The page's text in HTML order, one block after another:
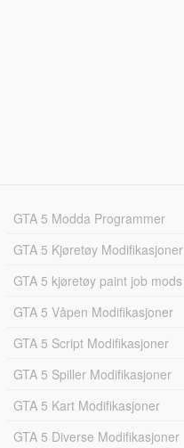
GTA 5 Modda Programmer
GTA 5 Kjøretøy Modifikasjoner
GTA 5 kjøretøy paint job mods
GTA 5 Våpen Modifikasjoner
GTA 5 Script Modifikasjoner
GTA 5 Spiller Modifikasjoner
GTA 5 Kart Modifikasjoner
GTA 5 Diverse Modifikasjoner